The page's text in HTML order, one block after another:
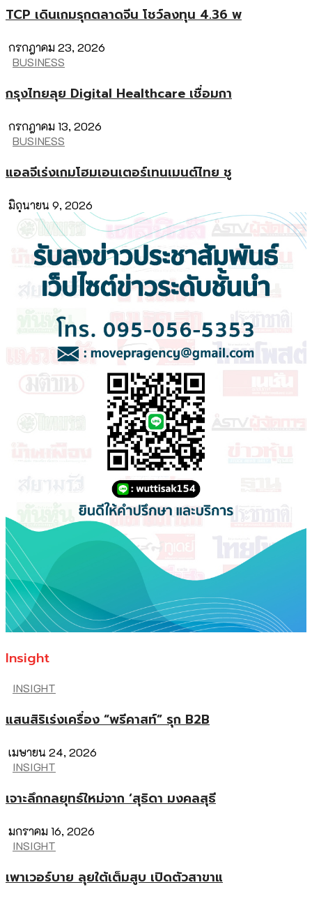
TCP เดินเกมรุกตลาดจีน โชว์ลงทุน 4.36 พ
กรกฎาคม 23, 2026
BUSINESS
กรุงไทยลุย Digital Healthcare เชื่อมกา
กรกฎาคม 13, 2026
BUSINESS
แอลจีเร่งเกมโฮมเอนเตอร์เทนเมนต์ไทย ชู
มิถุนายน 9, 2026
Insight
INSIGHT
แสนสิริเร่งเครื่อง “พรีคาสท์” รุก B2B
เมษายน 24, 2026
INSIGHT
เจาะลึกกลยุทธ์ใหม่จาก ‘สุธิดา มงคลสุธี
มกราคม 16, 2026
INSIGHT
เพาเวอร์บาย ลุยใต้เต็มสูบ เปิดตัวสาขาแ